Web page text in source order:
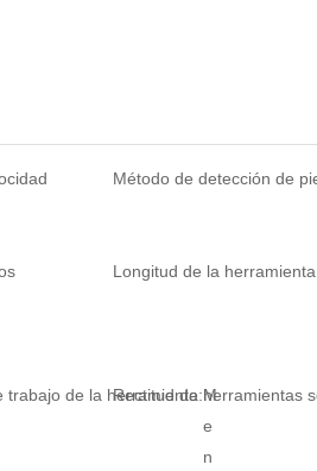
Método de detección de
Longitud de la
trabajo de la herramienta:M
e
n
Rectitud de herramientas